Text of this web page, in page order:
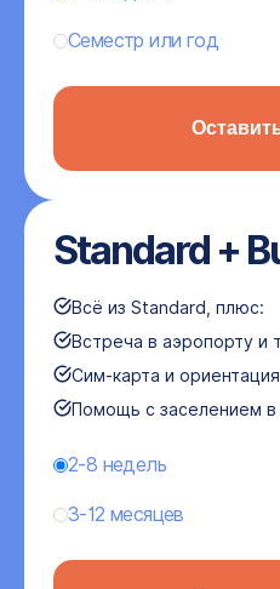
Семестр или год
Standard +
Всё из Standard, плюс:
Встреча в аэропорту и
Сим-карта и
Помощь с заселением
2-8 недель
3-12 месяцев